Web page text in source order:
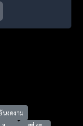
งดงาม